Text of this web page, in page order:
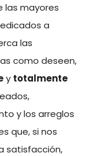
las mayores
a
las
como deseen,
y totalmente
y los arreglos
que, si nos
satisfacción,